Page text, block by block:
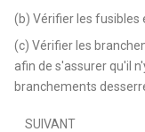
(b) Vérifier les fusibles
(c) Vérifier les
afin de s'assurer qu'il
branchements
SUIVANT